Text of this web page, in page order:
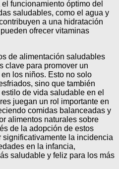
funcionamiento óptimo del
saludables, como el agua y
a una hidratación
ofrecer vitaminas
de alimentación saludables
clave para promover un
los niños. Esto no solo
sino que también
de vida saludable en el
juegan un rol importante en
comidas balanceadas y
alimentos naturales sobre
de la adopción de estos
la incidencia
en la infancia,
saludable y feliz para los más